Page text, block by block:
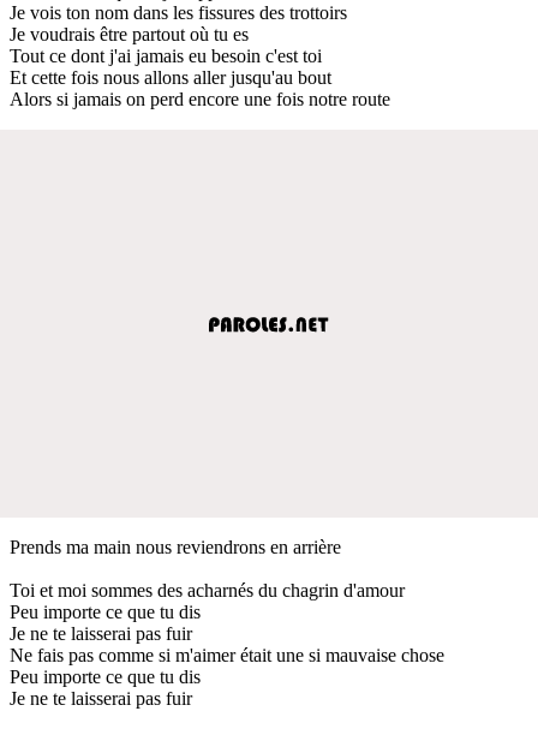
Je vois ton nom dans les fissures des trottoirs
Je voudrais être partout où tu es
Tout ce dont j'ai jamais eu besoin c'est toi
Et cette fois nous allons aller jusqu'au bout
Alors si jamais on perd encore une fois notre route
Prends ma main nous reviendrons en arrière
Toi et moi sommes des acharnés du chagrin d'amour
Peu importe ce que tu dis
Je ne te laisserai pas fuir
Ne fais pas comme si m'aimer était une si mauvaise chose
Peu importe ce que tu dis
Je ne te laisserai pas fuir